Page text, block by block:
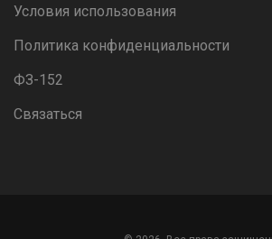
Условия использования
Политика конфиденциальности
ФЗ-152
Связаться